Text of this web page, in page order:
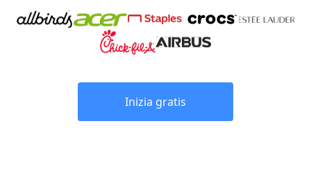
Inizia gratis